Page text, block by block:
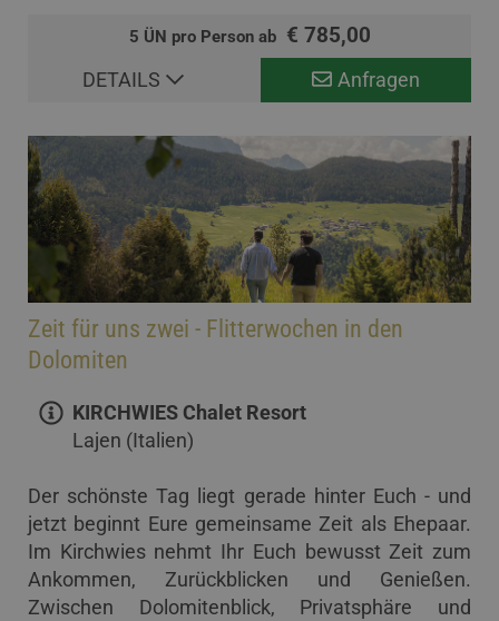
5 ÜN pro Person ab € 785,00
Anfragen
DETAILS
Zeit für uns zwei - Flitterwochen in den
Dolomiten
KIRCHWIES Chalet Resort
Lajen (Italien)
Der schönste Tag liegt gerade hinter Euch - und
jetzt beginnt Eure gemeinsame Zeit als Ehepaar.
Im Kirchwies nehmt Ihr Euch bewusst Zeit zum
Ankommen, Zurückblicken und Genießen.
Zwischen Dolomitenblick, Privatsphäre und